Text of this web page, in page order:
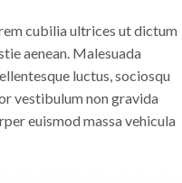
cubilia ultrices ut dictum
aenean. Malesuada
luctus, sociosqu
vestibulum non gravida
euismod massa vehicula